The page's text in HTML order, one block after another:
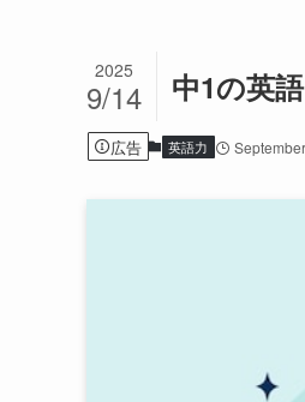
中1の英
2025
9/14
広告 英語力